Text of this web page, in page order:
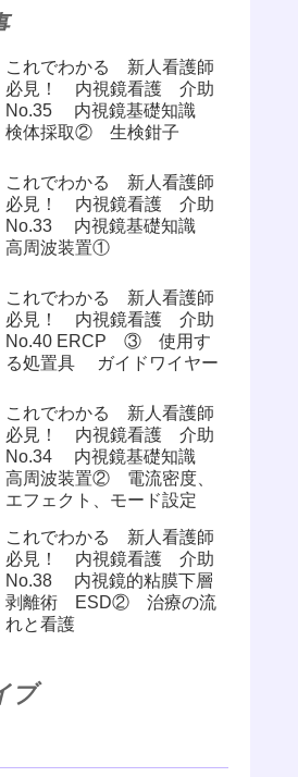
これでわかる 新人看護師
必見！ 内視鏡看護 介助
No.35 内視鏡基礎知識
検体採取② 生検鉗子
これでわかる 新人看護師
必見！ 内視鏡看護 介助
No.33 内視鏡基礎知識
高周波装置①
これでわかる 新人看護師
必見！ 内視鏡看護 介助
No.40 ERCP ③ 使用す
る処置具 ガイドワイヤー
これでわかる 新人看護師
必見！ 内視鏡看護 介助
No.34 内視鏡基礎知識
高周波装置② 電流密度、
エフェクト、モード設定
これでわかる 新人看護師
必見！ 内視鏡看護 介助
No.38 内視鏡的粘膜下層
剥離術 ESD② 治療の流
れと看護
ブ